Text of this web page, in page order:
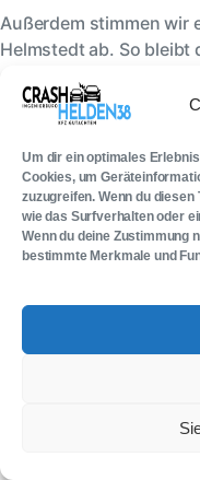
Um dir ein optimales
Cookies, um
zuzugreifen. Wenn du
wie das Surfverhalten oder
Wenn du deine Zustimmung
bestimmte Merkmale und
Außerdem stimmen wir
Helmstedt ab. So bleibt
Zufrieden mit uns?
erfolgreiche Empfehlung
Tankgutschein.
Jetzt empfehlen →
24Stunden
Schnelle Hilfe per